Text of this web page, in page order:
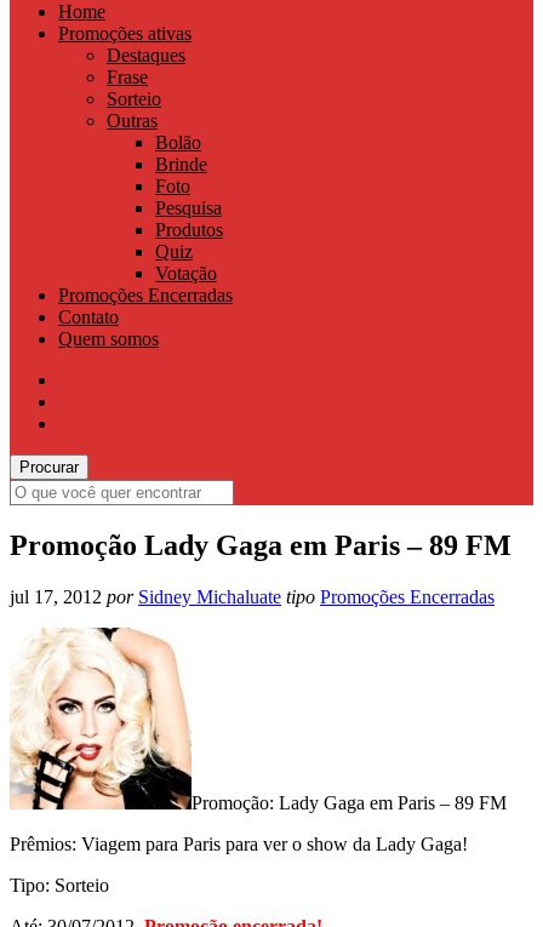
Home
Promoções ativas
Destaques
Frase
Sorteio
Outras
Bolão
Brinde
Foto
Pesquisa
Produtos
Quiz
Votação
Promoções Encerradas
Contato
Quem somos
Promoção Lady Gaga em Paris – 89 FM
jul 17, 2012 por Sidney Michaluate tipo Promoções Encerradas
Promoção: Lady Gaga em Paris – 89 FM
Prêmios: Viagem para Paris para ver o show da Lady Gaga!
Tipo: Sorteio